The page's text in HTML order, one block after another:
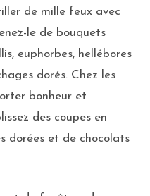
de mille feux avec
le de bouquets
euphorbes, hellébores
dorés. Chez les
bonheur et
des coupes en
dorées et de chocolats